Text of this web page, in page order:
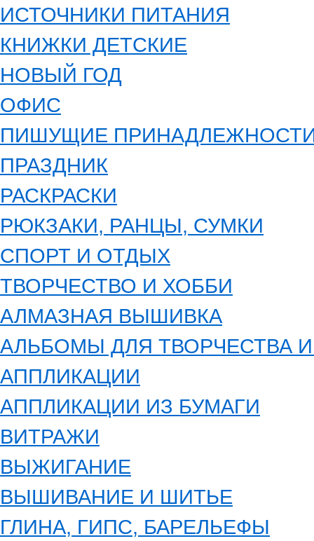
ИСТОЧНИКИ ПИТАНИЯ
КНИЖКИ ДЕТСКИЕ
НОВЫЙ ГОД
ОФИС
ПИШУЩИЕ
ПРАЗДНИК
РАСКРАСКИ
РЮКЗАКИ, РАНЦЫ, СУМКИ
СПОРТ И ОТДЫХ
ТВОРЧЕСТВО И ХОББИ
АЛМАЗНАЯ ВЫШИВКА
АЛЬБОМЫ ДЛЯ ТВОРЧЕСТВА
АППЛИКАЦИИ
АППЛИКАЦИИ ИЗ БУМАГИ
ВИТРАЖИ
ВЫЖИГАНИЕ
ВЫШИВАНИЕ И ШИТЬЕ
ГЛИНА, ГИПС, БАРЕЛЬЕФЫ